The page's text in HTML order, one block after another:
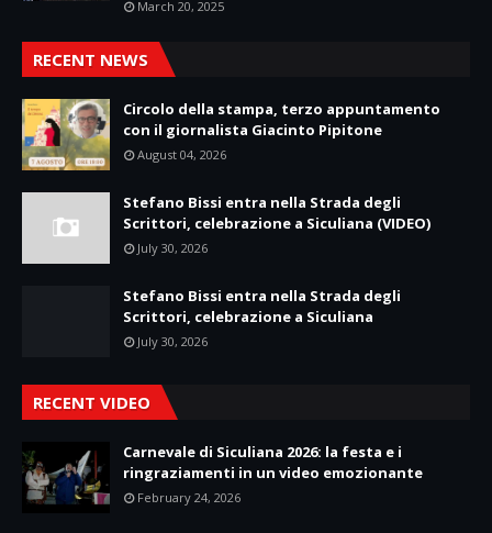
March 20, 2025
RECENT NEWS
Circolo della stampa, terzo appuntamento
con il giornalista Giacinto Pipitone
August 04, 2026
Stefano Bissi entra nella Strada degli
Scrittori, celebrazione a Siculiana (VIDEO)
July 30, 2026
Stefano Bissi entra nella Strada degli
Scrittori, celebrazione a Siculiana
July 30, 2026
RECENT VIDEO
Carnevale di Siculiana 2026: la festa e i
ringraziamenti in un video emozionante
February 24, 2026